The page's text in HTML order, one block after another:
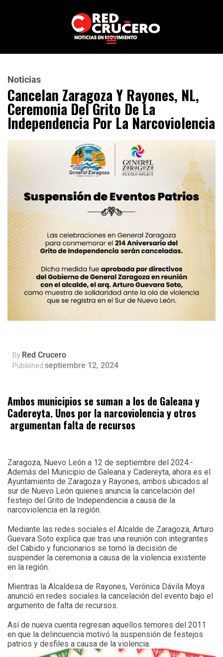
Noticias
Cancelan Zaragoza Y Rayones, NL,
Ceremonia Del Grito De La
Independencia Por La Narcoviolencia
By Red Crucero
Published septiembre 12, 2024
Ambos municipios se suman a los de Galeana y
Cadereyta. Unos por la narcoviolencia y otros
argumentan falta de recursos
Zaragoza, Nuevo León a 12 de septiembre del 2024.-
Además del Municipio de Galeana y Cadereyta, ahora es el
Ayuntamiento de Zaragoza y Rayones, ambos ubicados al
sur de Nuevo León quienes anuncia la cancelación del
festejo del Grito de Independencia a causa de la
narcoviolencia en la región.
Mediante las redes sociales el Alcalde de Zaragoza, Arturo
Guevara Soto explica que tras una reunión con integrantes
del Cabido y funcionarios se tomó la decisión de
suspender la ceremonia a causa de la violencia existente
en la región.
Mientras la Alcaldesa de Rayones, Verónica Dávila Moya
anunció en redes sociales la cancelación del evento bajo el
argumento de falta de recursos.
Así de nueva cuenta regresan aquellos temores del 2011
en que la delincuencia motivó la suspensión de festejos
patrios y desfiles a causa de la violencia.